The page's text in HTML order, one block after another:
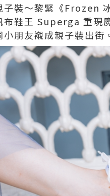
子裝～黎緊《Frozen
布鞋王 Superga 重現
小朋友襯成親子裝出街